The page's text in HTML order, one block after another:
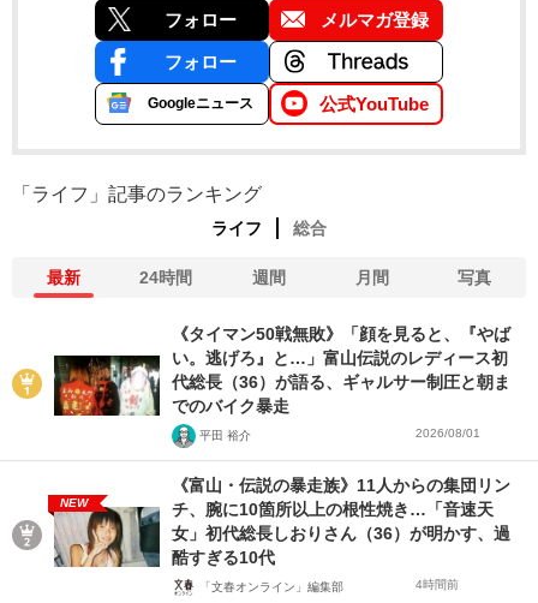
フォロー メルマガ登録
フォロー
Googleニュース 公式YouTube
「ライフ」記事のランキング
ライフ 総合
最新 24時間 週間 月間 写真
《タイマン50戦無敗》「顔を見ると、『やば
い。逃げろ』と…」富山伝説のレディース初
代総長（36）が語る、ギャルサー制圧と朝ま
でのバイク暴走
平田 裕介 2026/08/01
NEW
《富山・伝説の暴走族》11人からの集団リン
チ、腕に10箇所以上の根性焼き…「音速天
女」初代総長しおりさん（36）が明かす、過
酷すぎる10代
「文春オンライン」編集部 4時間前